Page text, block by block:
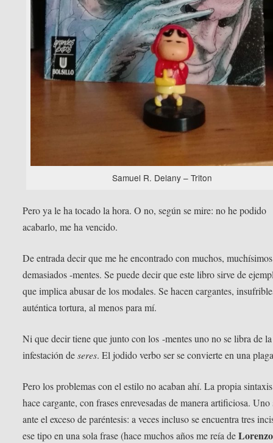
Samuel R. Delany – Triton
Pero ya le ha tocado la hora. O no, según se mire: no he podido
acabarlo, me ha vencido.
De entrada decir que me he encontrado con muchos,
demasiados -mentes. Se puede decir que este libro sirve de
que implica abusar de los modales. Se hacen cargantes,
auténtica tortura, al menos para mí.
Ni que decir tiene que junto con los -mentes uno no se libra de la
infestación deseres. El jodido verbo ser se convierte en una
Pero los problemas con el estilo no acaban ahí. La propia
hace cargante, con frases enrevesadas de manera artificiosa. Uno
ante el exceso de paréntesis: a veces incluso se encuentra tres
ese tipo en una sola frase (hace muchos años me reía deLorenzo